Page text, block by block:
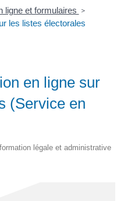
ligne et formulaires >
les listes électorales
en ligne sur
(Service en
légale et administrative